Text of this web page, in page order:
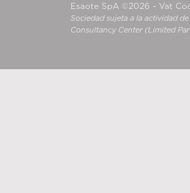
Esaote SpA ©2026 - Vat
Sociedad sujeta a la actividad
Consultancy Center (Limited